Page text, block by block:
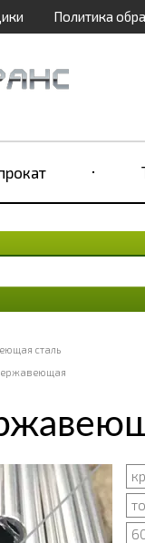
Политика
сталь